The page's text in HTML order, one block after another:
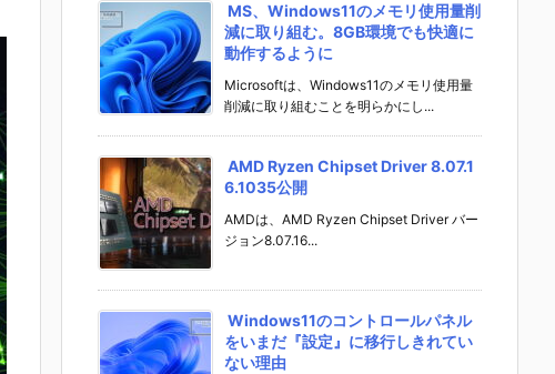
MS、Windows11のメモリ使用量削
減に取り組む。8GB環境でも快適に
動作するように
Microsoftは、Windows11のメモリ使用量
削減に取り組むことを明らかにし...
AMD Ryzen Chipset Driver 8.07.1
6.1035公開
AMDは、AMD Ryzen Chipset Driver バー
ジョン8.07.16...
Windows11のコントロールパネル
をいまだ『設定』に移行しきれてい
ない理由